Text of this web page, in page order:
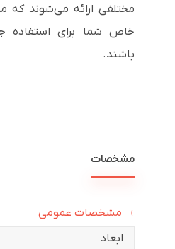
مختلفی ارائه می‌شوند که
خاص شما برای استفاده
باشند.
مشخصات
مشخصات عمومی
ابعاد